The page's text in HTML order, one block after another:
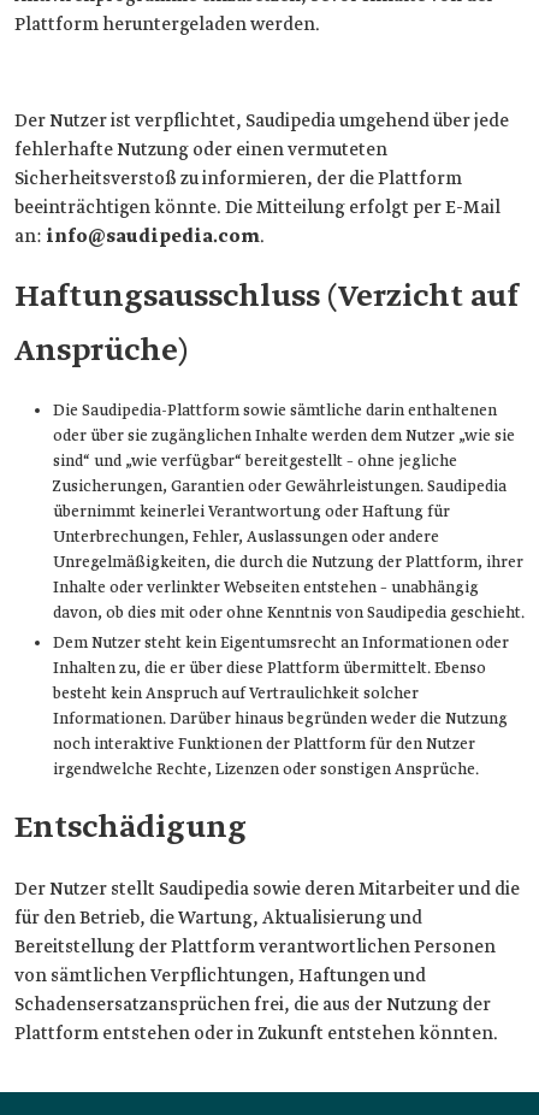
Plattform heruntergeladen werden.
Der Nutzer ist verpflichtet, Saudipedia umgehend über jede
fehlerhafte Nutzung oder einen vermuteten
Sicherheitsverstoß zu informieren, der die Plattform
beeinträchtigen könnte. Die Mitteilung erfolgt per E-Mail
an: info@saudipedia.com.
Haftungsausschluss (Verzicht auf
Ansprüche)
Die Saudipedia-Plattform sowie sämtliche darin enthaltenen
oder über sie zugänglichen Inhalte werden dem Nutzer „wie sie
sind“ und „wie verfügbar“ bereitgestellt – ohne jegliche
Zusicherungen, Garantien oder Gewährleistungen. Saudipedia
übernimmt keinerlei Verantwortung oder Haftung für
Unterbrechungen, Fehler, Auslassungen oder andere
Unregelmäßigkeiten, die durch die Nutzung der Plattform, ihrer
Inhalte oder verlinkter Webseiten entstehen – unabhängig
davon, ob dies mit oder ohne Kenntnis von Saudipedia geschieht.
Dem Nutzer steht kein Eigentumsrecht an Informationen oder
Inhalten zu, die er über diese Plattform übermittelt. Ebenso
besteht kein Anspruch auf Vertraulichkeit solcher
Informationen. Darüber hinaus begründen weder die Nutzung
noch interaktive Funktionen der Plattform für den Nutzer
irgendwelche Rechte, Lizenzen oder sonstigen Ansprüche.
Entschädigung
Der Nutzer stellt Saudipedia sowie deren Mitarbeiter und die
für den Betrieb, die Wartung, Aktualisierung und
Bereitstellung der Plattform verantwortlichen Personen
von sämtlichen Verpflichtungen, Haftungen und
Schadensersatzansprüchen frei, die aus der Nutzung der
Plattform entstehen oder in Zukunft entstehen könnten.